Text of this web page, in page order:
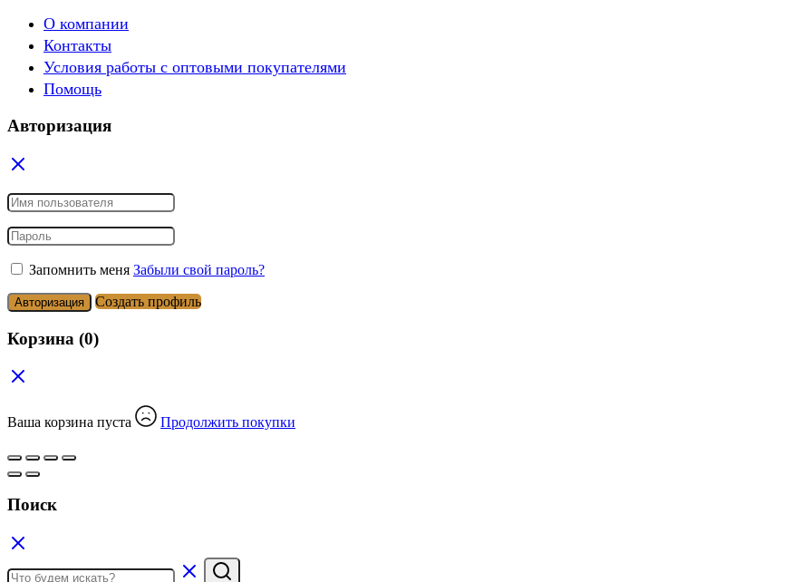
О компании
Контакты
Условия работы с оптовыми покупателями
Помощь
Авторизация
Запомнить меня Забыли свой пароль?
Авторизация Создать профиль
Корзина (0)
Ваша корзина пуста Продолжить покупки
Поиск